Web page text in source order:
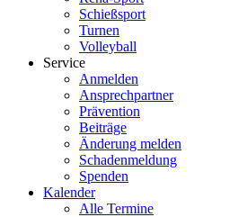
Schießsport
Turnen
Volleyball
Service
Anmelden
Ansprechpartner
Prävention
Beiträge
Änderung melden
Schadenmeldung
Spenden
Kalender
Alle Termine